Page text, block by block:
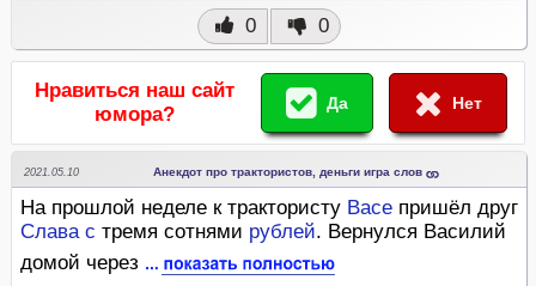
0 0
Нравиться наш сайт
юмора?
Да Нет
2021.05.10 Анекдот про трактористов, деньги игра слов
На прошлой неделе к трактористу Васе пришёл друг
Слава с тремя сотнями рублей. Вернулся Василий
домой через